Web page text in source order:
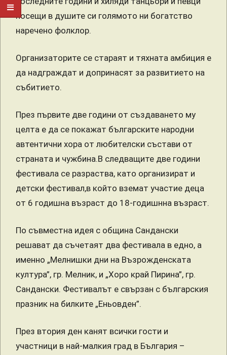
носещи в душите си голямото ни богатство
наречено фолклор.
Организаторите се стараят и тяхната амбиция е
да надграждат и допринасят за развитието на
събитието.
През първите две години от създаването му
целта е да се покажат българските народни
автентични хора от любителски състави от
страната и чужбина.В следващите две години
фестивала се разраства, като организират и
детски фестивал,в който вземат участие деца
от 6 годишна възраст до 18-годишнна възраст.
По съвместна идея с община Сандански
решават да съчетаят два фестивала в едно, а
именно „Мелнишки дни на Възрожденската
култура”, гр. Мелник, и „Хоро край Пирина”, гр.
Сандански. Фестивалът е свързан с българския
празник на билките „Еньовден”.
През втория ден канят всички гости и
участници в най-малкия град в България –